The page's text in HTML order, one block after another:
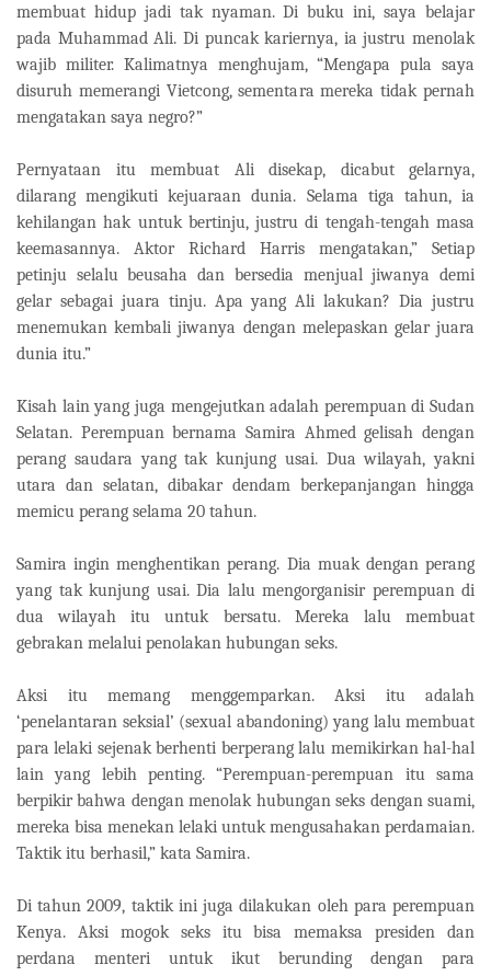
membuat hidup jadi tak nyaman. Di buku ini, saya belajar
pada Muhammad Ali. Di puncak kariernya, ia justru menolak
wajib militer. Kalimatnya menghujam, “Mengapa pula saya
disuruh memerangi Vietcong, sementara mereka tidak pernah
mengatakan saya negro?”
Pernyataan itu membuat Ali disekap, dicabut gelarnya,
dilarang mengikuti kejuaraan dunia. Selama tiga tahun, ia
kehilangan hak untuk bertinju, justru di tengah-tengah masa
keemasannya. Aktor Richard Harris mengatakan,” Setiap
petinju selalu beusaha dan bersedia menjual jiwanya demi
gelar sebagai juara tinju. Apa yang Ali lakukan? Dia justru
menemukan kembali jiwanya dengan melepaskan gelar juara
dunia itu.”
Kisah lain yang juga mengejutkan adalah perempuan di Sudan
Selatan. Perempuan bernama Samira Ahmed gelisah dengan
perang saudara yang tak kunjung usai. Dua wilayah, yakni
utara dan selatan, dibakar dendam berkepanjangan hingga
memicu perang selama 20 tahun.
Samira ingin menghentikan perang. Dia muak dengan perang
yang tak kunjung usai. Dia lalu mengorganisir perempuan di
dua wilayah itu untuk bersatu. Mereka lalu membuat
gebrakan melalui penolakan hubungan seks.
Aksi itu memang menggemparkan. Aksi itu adalah
‘penelantaran seksial’ (sexual abandoning) yang lalu membuat
para lelaki sejenak berhenti berperang lalu memikirkan hal-hal
lain yang lebih penting. “Perempuan-perempuan itu sama
berpikir bahwa dengan menolak hubungan seks dengan suami,
mereka bisa menekan lelaki untuk mengusahakan perdamaian.
Taktik itu berhasil,” kata Samira.
Di tahun 2009, taktik ini juga dilakukan oleh para perempuan
Kenya. Aksi mogok seks itu bisa memaksa presiden dan
perdana menteri untuk ikut berunding dengan para